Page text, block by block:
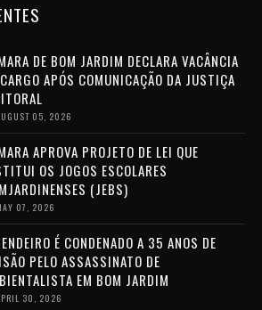
DE BOM JARDIM DECLARA VACÂNCIA
APÓS COMUNICAÇÃO DA JUSTIÇA
05, 2026
APROVA PROJETO DE LEI QUE
OS JOGOS ESCOLARES
(JEBS)
07, 2026
É CONDENADO A 35 ANOS DE
PELO ASSASSINATO DE
EM BOM JARDIM
30, 2026